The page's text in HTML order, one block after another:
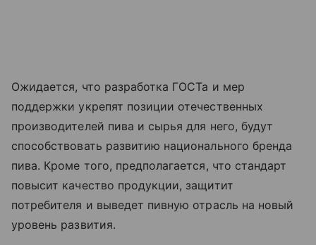
Ожидается, что разработка ГОСТа и мер
поддержки укрепят позиции отечественных
производителей пива и сырья для него, будут
способствовать развитию национального бренда
пива. Кроме того, предполагается, что стандарт
повысит качество продукции, защитит
потребителя и выведет пивную отрасль на новый
уровень развития.